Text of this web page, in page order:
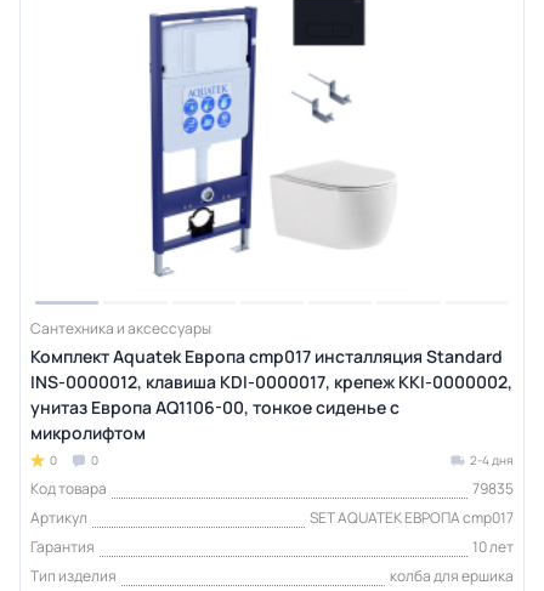
Сантехника и аксессуары
Комплект Aquatek Европа cmp017 инсталляция Standard
INS-0000012, клавиша KDI-0000017, крепеж KKI-0000002,
унитаз Европа AQ1106-00, тонкое сиденье с
микролифтом
0 0 2-4 дня
Код товара
79835
Артикул
SET AQUATEK ЕВРОПА cmp017
Гарантия
10 лет
Тип изделия
колба для ершика